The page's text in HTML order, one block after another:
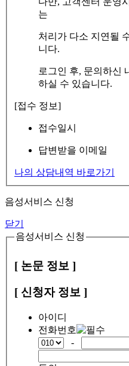
는
처리가 다소 지연될
니다.
로그인 후, 문의하신
하실 수 있습니다.
[접수 정보]
접수일시
답변받을 이메일
나의 상담내역 바로가기
음성서비스 신청
닫기
음성서비스 신청
[ 논문 정보 ]
[ 신청자 정보 ]
아이디
전화번호
-